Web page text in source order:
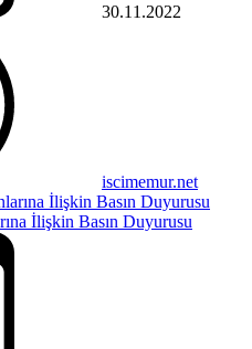
30.11.2022
iscimemur.net
İlişkin Basın Duyurusu